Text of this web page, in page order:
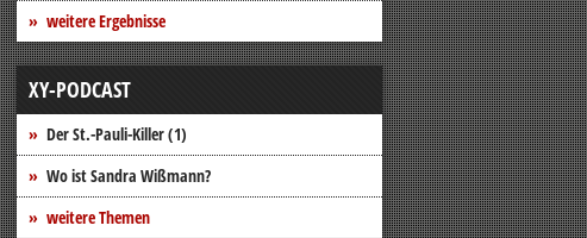
weitere Ergebnisse
XY-PODCAST
Der St.-Pauli-Killer (1)
Wo ist Sandra Wißmann?
weitere Themen